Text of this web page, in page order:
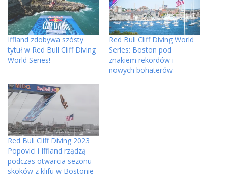
Iffland zdobywa szósty
tytuł w Red Bull Cliff Diving
World Series!
Red Bull Cliff Diving World
Series: Boston pod
znakiem rekordów i
nowych bohaterów
Red Bull Cliff Diving 2023
Popovici i Iffland rządzą
podczas otwarcia sezonu
skoków z klifu w Bostonie